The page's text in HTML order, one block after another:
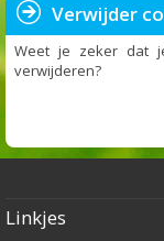
Verwijder
Weet je zeker dat
verwijderen?
Linkjes